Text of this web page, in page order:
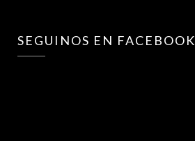
SEGUINOS EN FACEBOOK